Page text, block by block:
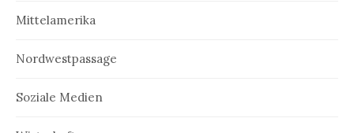
Mittelamerika
Nordwestpassage
Soziale Medien